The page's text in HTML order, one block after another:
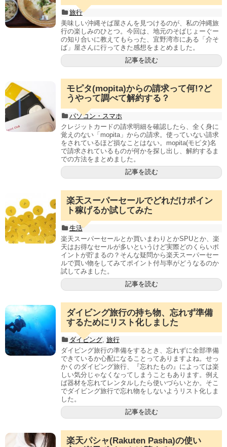
旅行
美味しい沖縄そば屋さんを見つけるのが、私の沖縄旅
行の楽しみのひとつ。今回は、地元のそばじょーぐー
の知り合いに教えてもらった、宜野湾市にある「介そ
ば」屋さんに行ってきた感想をまとめました。
記事を読む
モピタ(mopita)からの請求って何!?ど
うやって調べて解約する？
パソコン・スマホ
クレジットカードの請求明細を確認したら、全く身に
覚えのない「mopita」からの請求。使っていない請求
をされているほど損なことはない。mopita(モピタ)名
で請求されているものが何かを探し出し、解約するま
での方法をまとめました。
記事を読む
楽天スーパーセールでどれだけポイン
ト稼げるか試してみた
生活
楽天スーパーセールとか買いまわりとかSPUとか、楽
天はお得なセールが多いというけど実際どのくらいポ
イントが貯まるの？そんな疑問から楽天スーパーセー
ルで買い物をしてみてポイント付与率がどうなるのか
試してみました。
記事を読む
ダイビング旅行の持ち物、忘れず準備
するためにリスト化しました
ダイビング, 旅行
ダイビング旅行の準備をするとき、忘れずに全部準備
できているか心配になることってありますよね。せっ
かくのダイビング旅行、『忘れたもの』によっては楽
しい気分じゃなくなってしまうこともあります。例え
ば器材を忘れてレンタルしたら使いづらいとか。そこ
でダイビング旅行で忘れ物をしないようリスト化しま
した。
記事を読む
楽天パシャ(Rakuten Pasha)の使い